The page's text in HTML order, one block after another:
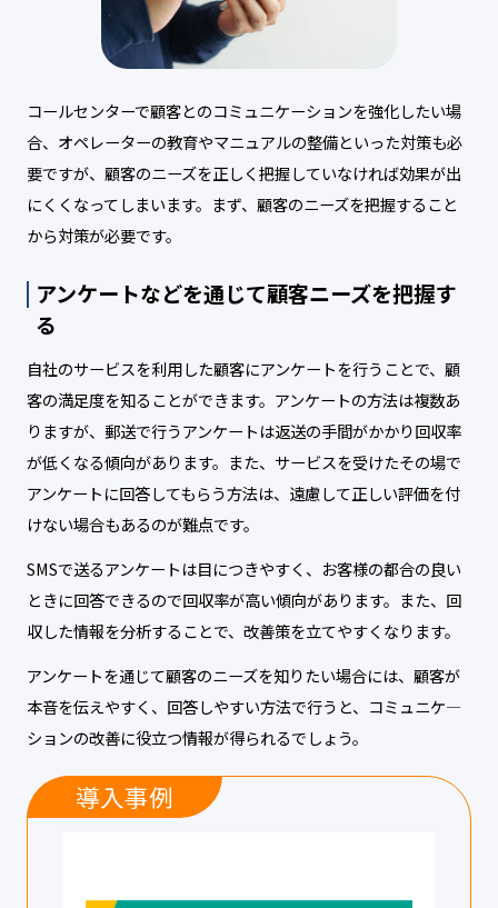
コールセンターで顧客とのコミュニケーションを強化したい場
合、オペレーターの教育やマニュアルの整備といった対策も必
要ですが、顧客のニーズを正しく把握していなければ効果が出
にくくなってしまいます。まず、顧客のニーズを把握すること
から対策が必要です。
アンケートなどを通じて顧客ニーズを把握す
る
自社のサービスを利用した顧客にアンケートを行うことで、顧
客の満足度を知ることができます。アンケートの方法は複数あ
りますが、郵送で行うアンケートは返送の手間がかかり回収率
が低くなる傾向があります。また、サービスを受けたその場で
アンケートに回答してもらう方法は、遠慮して正しい評価を付
けない場合もあるのが難点です。
SMSで送るアンケートは目につきやすく、お客様の都合の良い
ときに回答できるので回収率が高い傾向があります。また、回
収した情報を分析することで、改善策を立てやすくなります。
アンケートを通じて顧客のニーズを知りたい場合には、顧客が
本音を伝えやすく、回答しやすい方法で行うと、コミュニケ―
ションの改善に役立つ情報が得られるでしょう。
導入事例